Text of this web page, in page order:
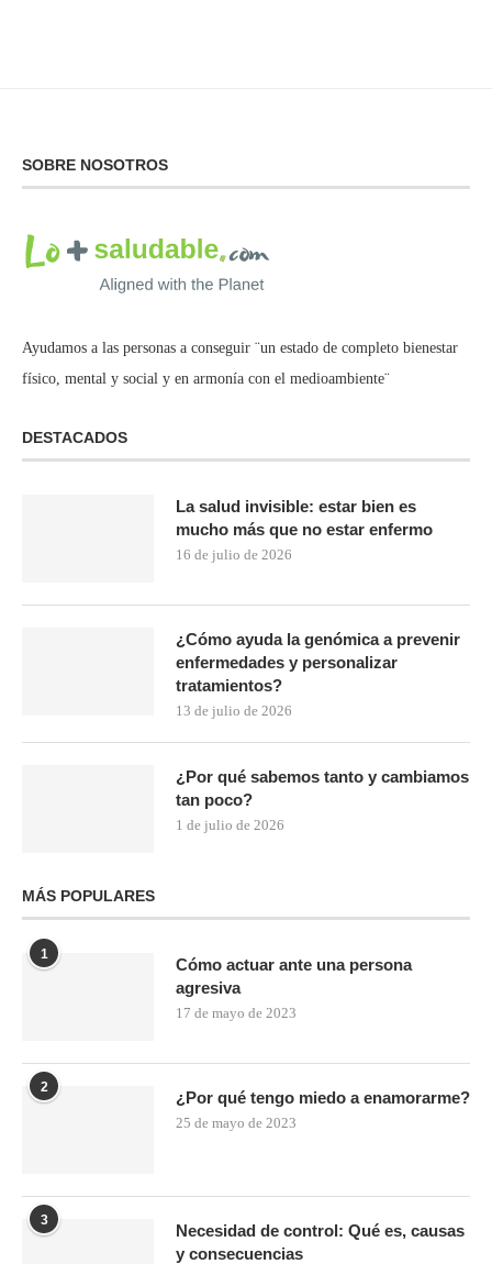
SOBRE NOSOTROS
Ayudamos a las personas a conseguir ¨un estado de completo bienestar
físico, mental y social y en armonía con el medioambiente¨
DESTACADOS
La salud invisible: estar bien es
mucho más que no estar enfermo
16 de julio de 2026
¿Cómo ayuda la genómica a prevenir
enfermedades y personalizar
tratamientos?
13 de julio de 2026
¿Por qué sabemos tanto y cambiamos
tan poco?
1 de julio de 2026
MÁS POPULARES
1
Cómo actuar ante una persona
agresiva
17 de mayo de 2023
2
¿Por qué tengo miedo a enamorarme?
25 de mayo de 2023
3
Necesidad de control: Qué es, causas
y consecuencias